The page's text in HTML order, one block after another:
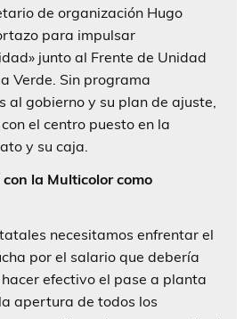
de organización Hugo
para impulsar
junto al Frente de Unidad
Verde. Sin programa
al gobierno y su plan de ajuste,
el centro puesto en la
y su caja.
la Multicolor como
necesitamos enfrentar el
por el salario que debería
efectivo el pase a planta
apertura de todos los